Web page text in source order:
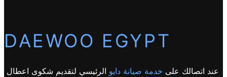
DAEWOO EGYPT
عند اتصالك على خدمة صيانة دايو الرئيسي لتقديم شكوى اعطال